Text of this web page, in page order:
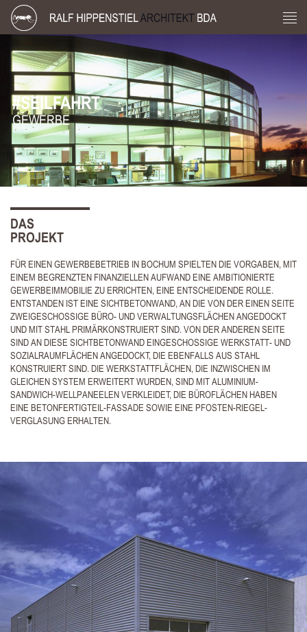
#SEILFAHRT
GEWERBE
DAS
PROJEKT
FÜR EINEN GEWERBEBETRIEB IN BOCHUM SPIELTEN DIE VORGABEN, MIT
EINEM BEGRENZTEN FINANZIELLEN AUFWAND EINE AMBITIONIERTE
GEWERBEIMMOBILIE ZU ERRICHTEN, EINE ENTSCHEIDENDE ROLLE.
ENTSTANDEN IST EINE SICHTBETONWAND, AN DIE VON DER EINEN SEITE
ZWEIGESCHOSSIGE BÜRO- UND VERWALTUNGSFLÄCHEN ANGEDOCKT
UND MIT STAHL PRIMÄRKONSTRUIERT SIND. VON DER ANDEREN SEITE
SIND AN DIESE SICHTBETONWAND EINGESCHOSSIGE WERKSTATT- UND
SOZIALRAUMFLÄCHEN ANGEDOCKT, DIE EBENFALLS AUS STAHL
KONSTRUIERT SIND. DIE WERKSTATTFLÄCHEN, DIE INZWISCHEN IM
GLEICHEN SYSTEM ERWEITERT WURDEN, SIND MIT ALUMINIUM-
SANDWICH-WELLPANEELEN VERKLEIDET, DIE BÜROFLÄCHEN HABEN
EINE BETONFERTIGTEIL-FASSADE SOWIE EINE PFOSTEN-RIEGEL-
VERGLASUNG ERHALTEN.